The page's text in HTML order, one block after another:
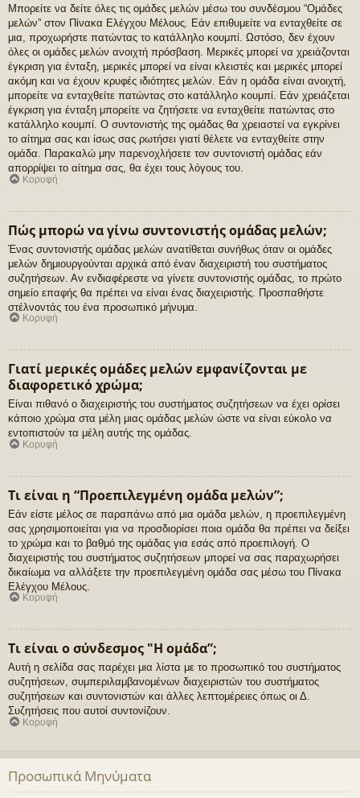
Μπορείτε να δείτε όλες τις ομάδες μελών μέσω του συνδέσμου “Ομάδες
μελών” στον Πίνακα Ελέγχου Μέλους. Εάν επιθυμείτε να ενταχθείτε σε
μια, προχωρήστε πατώντας το κατάλληλο κουμπί. Ωστόσο, δεν έχουν
όλες οι ομάδες μελών ανοιχτή πρόσβαση. Μερικές μπορεί να χρειάζονται
έγκριση για ένταξη, μερικές μπορεί να είναι κλειστές και μερικές μπορεί
ακόμη και να έχουν κρυφές ιδιότητες μελών. Εάν η ομάδα είναι ανοιχτή,
μπορείτε να ενταχθείτε πατώντας στο κατάλληλο κουμπί. Εάν χρειάζεται
έγκριση για ένταξη μπορείτε να ζητήσετε να ενταχθείτε πατώντας στο
κατάλληλο κουμπί. Ο συντονιστής της ομάδας θα χρειαστεί να εγκρίνει
το αίτημα σας και ίσως σας ρωτήσει γιατί θέλετε να ενταχθείτε στην
ομάδα. Παρακαλώ μην παρενοχλήσετε τον συντονιστή ομάδας εάν
απορρίψει το αίτημα σας, θα έχει τους λόγους του.
Κορυφή
Πώς μπορώ να γίνω συντονιστής ομάδας μελών;
Ένας συντονιστής ομάδας μελών ανατίθεται συνήθως όταν οι ομάδες
μελών δημιουργούνται αρχικά από έναν διαχειριστή του συστήματος
συζητήσεων. Αν ενδιαφέρεστε να γίνετε συντονιστής ομάδας, το πρώτο
σημείο επαφής θα πρέπει να είναι ένας διαχειριστής. Προσπαθήστε
στέλνοντάς του ένα προσωπικό μήνυμα.
Κορυφή
Γιατί μερικές ομάδες μελών εμφανίζονται με
διαφορετικό χρώμα;
Είναι πιθανό ο διαχειριστής του συστήματος συζητήσεων να έχει ορίσει
κάποιο χρώμα στα μέλη μιας ομάδας μελών ώστε να είναι εύκολο να
εντοπιστούν τα μέλη αυτής της ομάδας.
Κορυφή
Τι είναι η “Προεπιλεγμένη ομάδα μελών”;
Εάν είστε μέλος σε παραπάνω από μια ομάδα μελών, η προεπιλεγμένη
σας χρησιμοποιείται για να προσδιορίσει ποια ομάδα θα πρέπει να δείξει
το χρώμα και το βαθμό της ομάδας για εσάς από προεπιλογή. Ο
διαχειριστής του συστήματος συζητήσεων μπορεί να σας παραχωρήσει
δικαίωμα να αλλάξετε την προεπιλεγμένη ομάδα σας μέσω του Πίνακα
Ελέγχου Μέλους.
Κορυφή
Τι είναι ο σύνδεσμος "Η ομάδα”;
Αυτή η σελίδα σας παρέχει μια λίστα με το προσωπικό του συστήματος
συζητήσεων, συμπεριλαμβανομένων διαχειριστών του συστήματος
συζητήσεων και συντονιστών και άλλες λεπτομέρειες όπως οι Δ.
Συζητήσεις που αυτοί συντονίζουν.
Κορυφή
Προσωπικά Μηνύματα